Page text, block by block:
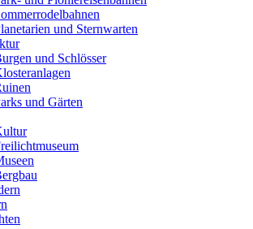
und Sternwarten
und Schlösser
und Gärten